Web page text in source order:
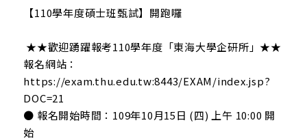
【110學年度碩士班甄試】開跑囉
★★歡迎踴躍報考110學年度「東海大學企研所」★★
報名網站：
https://exam.thu.edu.tw:8443/EXAM/index.jsp?
DOC=21
● 報名開始時間：109年10月15日 (四) 上午 10:00 開
始